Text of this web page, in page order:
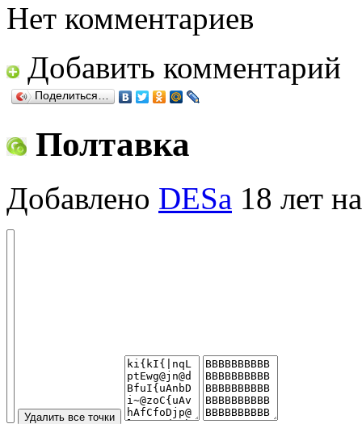
Нет комментариев
Добавить комментарий
Поделиться…
Полтавка
Добавлено DESa 18 лет